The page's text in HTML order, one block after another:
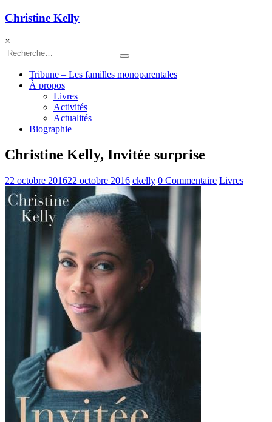
Christine Kelly
×
Tribune – Les familles monoparentales
À propos
Livres
Activités
Actualités
Biographie
Christine Kelly, Invitée surprise
22 octobre 201622 octobre 2016 ckelly 0 Commentaire Livres